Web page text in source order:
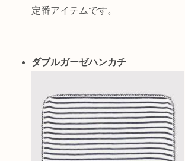
定番アイテムです。
ダブルガーゼハンカチ